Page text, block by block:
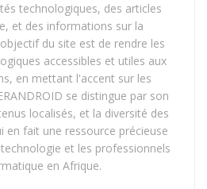
technologiques, des articles
et des informations sur la
du site est de rendre les
accessibles et utiles aux
en mettant l'accent sur les
se distingue par son
localisés, et la diversité des
en fait une ressource précieuse
et les professionnels
en Afrique.